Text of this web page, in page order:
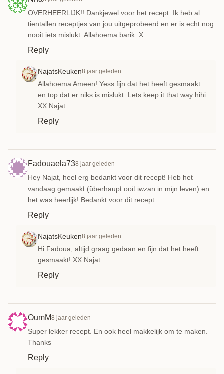
OVERHEERLIJK!! Dankjewel voor het recept. Ik heb al
tientallen receptjes van jou uitgeprobeerd en er is echt nog
nooit iets mislukt. Allahoema barik. X
Reply
NajatsKeuken8 jaar geleden
Allahoema Ameen! Yess fijn dat het heeft gesmaakt
en top dat er niks is mislukt. Lets keep it that way hihi
XX Najat
Reply
Fadouaela738 jaar geleden
Hey Najat, heel erg bedankt voor dit recept! Heb het
vandaag gemaakt (überhaupt ooit iwzan in mijn leven) en
het was heerlijk! Bedankt voor dit recept.
Reply
NajatsKeuken8 jaar geleden
Hi Fadoua, altijd graag gedaan en fijn dat het heeft
gesmaakt! XX Najat
Reply
OumM8 jaar geleden
Super lekker recept. En ook heel makkelijk om te maken.
Thanks
Reply